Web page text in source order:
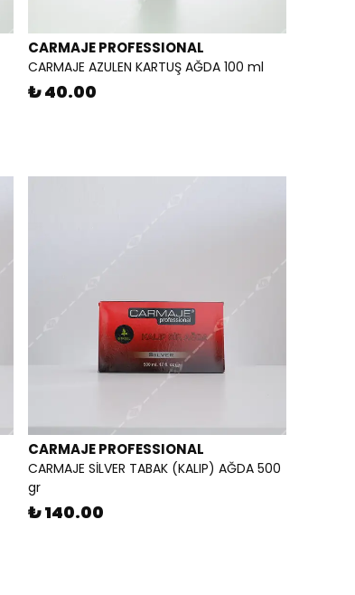
CARMAJE PROFESSIONAL
CARMAJE AZULEN KARTUŞ AĞDA 100 ml
₺ 40.00
CARMAJE PROFESSIONAL
CARMAJE SİLVER TABAK (KALIP) AĞDA 500
gr
₺ 140.00